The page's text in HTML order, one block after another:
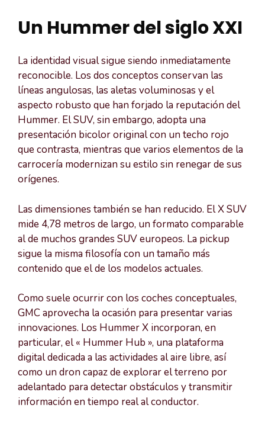
Un Hummer del siglo XXI
La identidad visual sigue siendo inmediatamente
reconocible. Los dos conceptos conservan las
líneas angulosas, las aletas voluminosas y el
aspecto robusto que han forjado la reputación del
Hummer. El SUV, sin embargo, adopta una
presentación bicolor original con un techo rojo
que contrasta, mientras que varios elementos de la
carrocería modernizan su estilo sin renegar de sus
orígenes.
Las dimensiones también se han reducido. El X SUV
mide 4,78 metros de largo, un formato comparable
al de muchos grandes SUV europeos. La pickup
sigue la misma filosofía con un tamaño más
contenido que el de los modelos actuales.
Como suele ocurrir con los coches conceptuales,
GMC aprovecha la ocasión para presentar varias
innovaciones. Los Hummer X incorporan, en
particular, el « Hummer Hub », una plataforma
digital dedicada a las actividades al aire libre, así
como un dron capaz de explorar el terreno por
adelantado para detectar obstáculos y transmitir
información en tiempo real al conductor.